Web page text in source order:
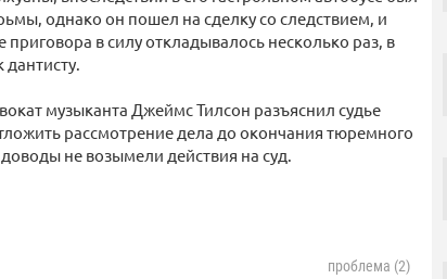
однако он пошел на сделку со следствием, и
в силу откладывалось несколько раз, в
дантисту.
музыканта Джеймс Тилсон разъяснил судье
рассмотрение дела до окончания тюремного
не возымели действия на суд.
проблема (2)